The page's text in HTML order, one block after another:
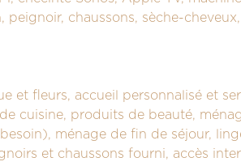
chaussons, sèche-cheveux,
et fleurs, accueil personnalisé et
cuisine, produits de beauté,
ménage de fin de séjour,
et chaussons fourni, accès